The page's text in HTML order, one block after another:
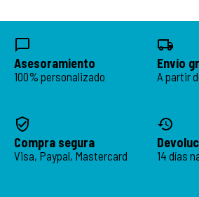
Asesoramiento
100% personalizado
Envío
A partir
Compra segura
Visa, Paypal, Mastercard 14 días